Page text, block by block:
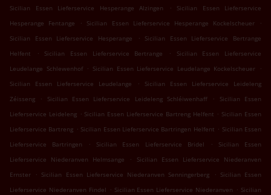
Sicilian Essen Lieferservice Hesperange Alzingen
.
Sicilian Essen Lieferservice
Hesperange Fentange
. Sicilian Essen Lieferservice Hesperange Kockelscheuer
.
Sicilian Essen Lieferservice Hesperange
.
Sicilian Essen Lieferservice Bertrange
Helfent
. Sicilian Essen Lieferservice Bertrange .
Sicilian Essen Lieferservice
Leudelange Schlewenhof . Sicilian Essen Lieferservice Leudelange Kockelscheuer
.
Sicilian Essen Lieferservice Leudelange
.
Sicilian Essen Lieferservice Leideleng
Zéisseng
. Sicilian Essen Lieferservice Leideleng Schléiwenhaff .
Sicilian Essen
Lieferservice Leideleng . Sicilian Essen Lieferservice Bartreng Helfent . Sicilian Essen
Lieferservice Bartreng . Sicilian Essen Lieferservice Bartringen Helfent . Sicilian Essen
Lieferservice Bartringen
. Sicilian Essen Lieferservice Bridel .
Sicilian Essen
Lieferservice Niederanven Helmsange
.
Sicilian Essen Lieferservice Niederanven
Ernster
. Sicilian Essen Lieferservice Niederanven Senningerberg . Sicilian Essen
Lieferservice Niederanven Findel . Sicilian Essen Lieferservice Niederanven . Sicilian